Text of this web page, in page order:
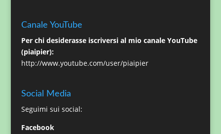
Canale YouTube
Per chi desiderasse iscriversi al mio canale YouTube
(piaipier):
http://www.youtube.com/user/piaipier
Social Media
Seguimi sui social:
Facebook